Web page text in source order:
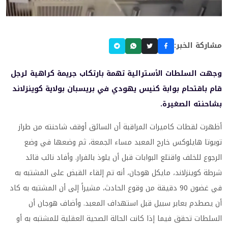
مشاركة الخبر:
وجهت السلطات الأسترالية تهمة بارتكاب جريمة كراهية لرجل
قام باقتحام بوابة كنيس يهودي في بريسبان بولاية كوينزلاند
بشاحنته الصغيرة.
أظهرت لقطات كاميرات المراقبة أن السائق أوقف شاحنته من طراز
تويوتا هايلوكس خارج المعبد مساء الجمعة، ثم وضعها في وضع
الرجوع للخلف واقتلع البوابات قبل أن يلوذ بالفرار. وأفاد نائب قائد
شرطة كوينزلاند، مايكل هوجان، أنه تم إلقاء القبض على المشتبه به
في غضون 90 دقيقة من وقوع الحادث، مشيراً إلى أن المشتبه به كاد
أن يصطدم بعابر سبيل قبل استهداف المعبد. وأضاف هوجان أن
السلطات تحقق فيما إذا كانت الحالة الصحية العقلية للمشتبه به أو